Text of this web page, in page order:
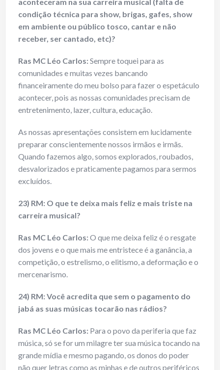
condição técnica para show, brigas, gafes, show
em ambiente ou público tosco, cantar e não
receber, ser cantado, etc)?
Ras MC Léo Carlos:Sempre toquei para as
comunidades e muitas vezes bancando
financeiramente do meu bolso para fazer o espetáculo
acontecer, pois as nossas comunidades precisam de
entretenimento, lazer, cultura, educação.
As nossas apresentações consistem em lucidamente
preparar conscientemente nossos irmãos e irmãs.
Quando fazemos algo, somos explorados, roubados,
desvalorizados e praticamente pagamos para sermos
excluídos.
23) RM: O que te deixa mais feliz e mais triste na
carreira musical?
Ras MC Léo Carlos:O que me deixa feliz é o resgate
dos jovens e o que mais me entristece é a ganância, a
competição, o estrelismo, o elitismo, a deformação e o
mercenarismo.
24) RM: Você acredita que sem o pagamento do
jabá as suas músicas tocarão nas rádios?
Ras MC Léo Carlos: Para o povo da periferia que faz
música, só se for um milagre ter sua música tocando na
grande mídia e mesmo pagando, os donos do poder
não quer letras como as minhas e de outros periféricos